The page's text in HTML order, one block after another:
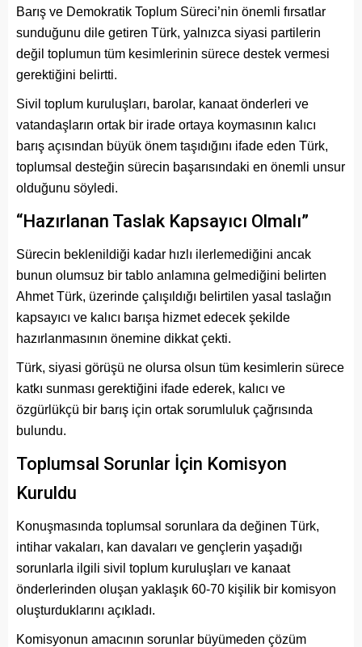
Barış ve Demokratik Toplum Süreci’nin önemli fırsatlar
sunduğunu dile getiren Türk, yalnızca siyasi partilerin
değil toplumun tüm kesimlerinin sürece destek vermesi
gerektiğini belirtti.
Sivil toplum kuruluşları, barolar, kanaat önderleri ve
vatandaşların ortak bir irade ortaya koymasının kalıcı
barış açısından büyük önem taşıdığını ifade eden Türk,
toplumsal desteğin sürecin başarısındaki en önemli unsur
olduğunu söyledi.
“Hazırlanan Taslak Kapsayıcı Olmalı”
Sürecin beklenildiği kadar hızlı ilerlemediğini ancak
bunun olumsuz bir tablo anlamına gelmediğini belirten
Ahmet Türk, üzerinde çalışıldığı belirtilen yasal taslağın
kapsayıcı ve kalıcı barışa hizmet edecek şekilde
hazırlanmasının önemine dikkat çekti.
Türk, siyasi görüşü ne olursa olsun tüm kesimlerin sürece
katkı sunması gerektiğini ifade ederek, kalıcı ve
özgürlükçü bir barış için ortak sorumluluk çağrısında
bulundu.
Toplumsal Sorunlar İçin Komisyon
Kuruldu
Konuşmasında toplumsal sorunlara da değinen Türk,
intihar vakaları, kan davaları ve gençlerin yaşadığı
sorunlarla ilgili sivil toplum kuruluşları ve kanaat
önderlerinden oluşan yaklaşık 60-70 kişilik bir komisyon
oluşturduklarını açıkladı.
Komisyonun amacının sorunlar büyümeden çözüm